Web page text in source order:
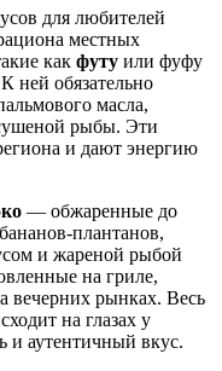
для любителей
местных
как футу или фуфу
ней обязательно
масла,
рыбы. Эти
и дают энергию
— обжаренные до
плантанов,
и жареной рыбой
на гриле,
вечерних рынках. Весь
на глазах у
и аутентичный вкус.